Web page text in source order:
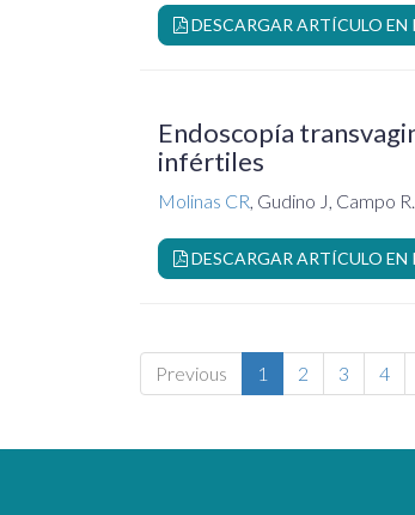
DESCARGAR ARTÍCULO EN
Endoscopía
infértiles
Molinas CR, Gudino J, Campo R.
DESCARGAR ARTÍCULO EN
Previous 1 2 3 4